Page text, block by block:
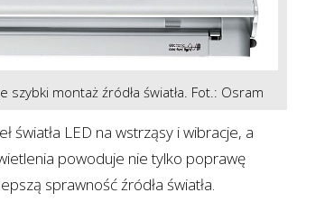
montaż źródła światła. Fot.: Osram
światła LED na wstrząsy i wibracje, a
powoduje nie tylko poprawę
sprawność źródła światła.